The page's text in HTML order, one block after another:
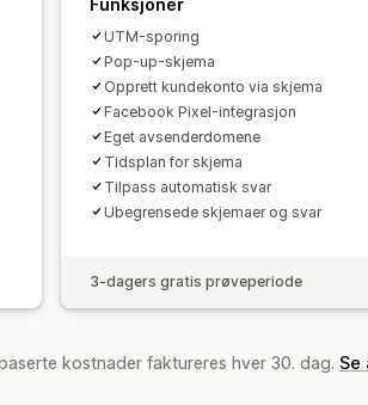
UTM-sporing
Pop-up-skjema
Opprett kundekonto via skjema
Facebook Pixel-integrasjon
Eget avsenderdomene
Tidsplan for skjema
Tilpass automatisk svar
Ubegrensede skjemaer og svar
3-dagers gratis prøveperiode
kostnader faktureres hver 30. dag. Se